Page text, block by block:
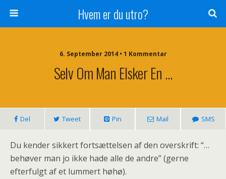
Hvem er du utro?
6. September 2014 • 1 Kommentar
Selv Om Man Elsker En …
Del Tweet Pin Mail SMS
Du kender sikkert fortsættelsen af den overskrift: “…
behøver man jo ikke hade alle de andre” (gerne
efterfulgt af et lummert høhø).